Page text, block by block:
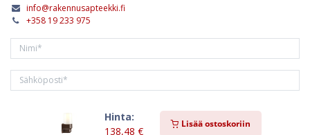
Hinta:
138,48 €
Lisää ostoskoriin
info@rakennusapteekki.fi
+358 19 233 975
Tilaa kirjeemme